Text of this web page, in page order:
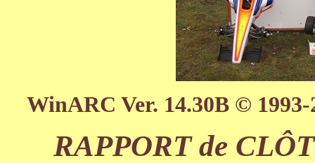
WinARC Ver. 14.30B ©
RAPPORT de